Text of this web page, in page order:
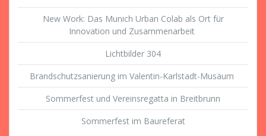
New Work: Das Munich Urban Colab als Ort für
Innovation und Zusammenarbeit
Lichtbilder 304
Brandschutzsanierung im Valentin-Karlstadt-Musäum
Sommerfest und Vereinsregatta in Breitbrunn
Sommerfest im Baureferat